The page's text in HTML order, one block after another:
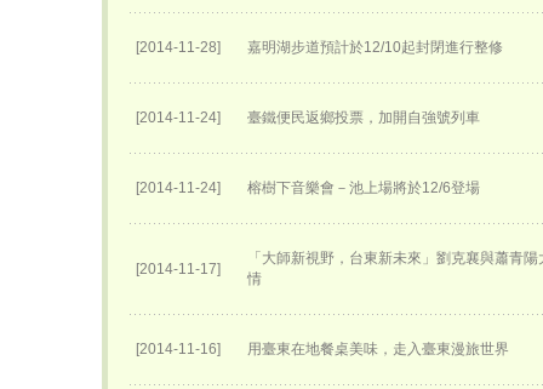
[2014-11-28] 嘉明湖步道預計於12/10起封閉進行整修
[2014-11-24] 臺鐵便民返鄉投票，加開自強號列車
[2014-11-24] 榕樹下音樂會－池上場將於12/6登場
[2014-11-17]
「大師新視野，台東新未來」劉克襄與蕭青
情
[2014-11-16] 用臺東在地餐桌美味，走入臺東漫旅世界